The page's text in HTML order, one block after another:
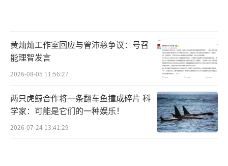
黄灿灿工作室回应与曾沛慈争议：号召
能理智发言
2026-08-05 11:56:27
两只虎鲸合作将一条翻车鱼撞成碎片 科
学家：可能是它们的一种娱乐！
2026-07-24 13:41:29